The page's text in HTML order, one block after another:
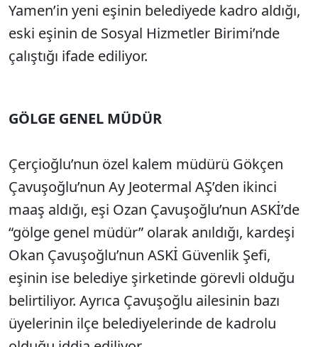
Yamen’in yeni eşinin belediyede kadro aldığı,
eski eşinin de Sosyal Hizmetler Birimi’nde
çalıştığı ifade ediliyor.
GÖLGE GENEL MÜDÜR
Çerçioğlu’nun özel kalem müdürü Gökçen
Çavuşoğlu’nun Ay Jeotermal AŞ’den ikinci
maaş aldığı, eşi Ozan Çavuşoğlu’nun ASKİ’de
“gölge genel müdür” olarak anıldığı, kardeşi
Okan Çavuşoğlu’nun ASKİ Güvenlik Şefi,
eşinin ise belediye şirketinde görevli olduğu
belirtiliyor. Ayrıca Çavuşoğlu ailesinin bazı
üyelerinin ilçe belediyelerinde de kadrolu